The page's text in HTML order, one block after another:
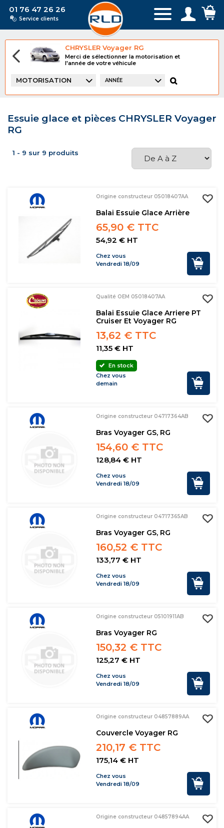
01 76 47 26 26
Service clients
CHRYSLER Voyager RG
Merci de sélectionner la motorisation et
l'année de votre véhicule
MOTORISATION ANNÉE
Essuie glace et pièces CHRYSLER Voyager
RG
1 - 9 sur 9 produits
Origine constructeur 05018407AA
Balai Essuie Glace Arrière
65,90 € TTC
54,92 € HT
Chez vous
Vendredi 18/09
Qualité OEM 05018407AA
Balai Essuie Glace Arriere PT
Cruiser Et Voyager RG
13,62 € TTC
11,35 € HT
En stock
Chez vous
demain
Origine constructeur 04717364AB
Bras Voyager GS, RG
154,60 € TTC
128,84 € HT
Chez vous
Vendredi 18/09
Origine constructeur 04717365AB
Bras Voyager GS, RG
160,52 € TTC
133,77 € HT
Chez vous
Vendredi 18/09
Origine constructeur 05101911AB
Bras Voyager RG
150,32 € TTC
125,27 € HT
Chez vous
Vendredi 18/09
Origine constructeur 04857889AA
Couvercle Voyager RG
210,17 € TTC
175,14 € HT
Chez vous
Vendredi 18/09
Origine constructeur 04857894AA